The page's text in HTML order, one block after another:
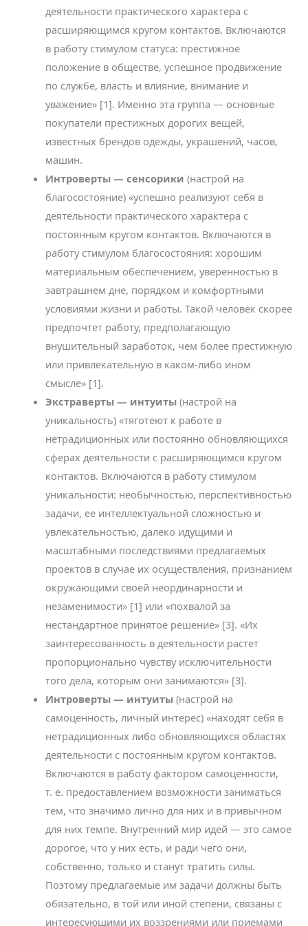
деятельности практического характера с
расширяющимся кругом контактов. Включаются
в работу стимулом статуса: престижное
положение в обществе, успешное продвижение
по службе, власть и влияние, внимание и
уважение» [1]. Именно эта группа — основные
покупатели престижных дорогих вещей,
известных брендов одежды, украшений, часов,
машин.
Интроверты — сенсорики (настрой на
благосостояние) «успешно реализуют себя в
деятельности практического характера с
постоянным кругом контактов. Включаются в
работу стимулом благосостояния: хорошим
материальным обеспечением, уверенностью в
завтрашнем дне, порядком и комфортными
условиями жизни и работы. Такой человек скорее
предпочтет работу, предполагающую
внушительный заработок, чем более престижную
или привлекательную в каком-либо ином
смысле» [1].
Экстраверты — интуиты (настрой на
уникальность) «тяготеют к работе в
нетрадиционных или постоянно обновляющихся
сферах деятельности с расширяющимся кругом
контактов. Включаются в работу стимулом
уникальности: необычностью, перспективностью
задачи, ее интеллектуальной сложностью и
увлекательностью, далеко идущими и
масштабными последствиями предлагаемых
проектов в случае их осуществления, признанием
окружающими своей неординарности и
незаменимости» [1] или «похвалой за
нестандартное принятое решение» [3]. «Их
заинтересованность в деятельности растет
пропорционально чувству исключительности
того дела, которым они занимаются» [3].
Интроверты — интуиты (настрой на
самоценность, личный интерес) «находят себя в
нетрадиционных либо обновляющихся областях
деятельности с постоянным кругом контактов.
Включаются в работу фактором самоценности,
т. е. предоставлением возможности заниматься
тем, что значимо лично для них и в привычном
для них темпе. Внутренний мир идей — это самое
дорогое, что у них есть, и ради чего они,
собственно, только и станут тратить силы.
Поэтому предлагаемые им задачи должны быть
обязательно, в той или иной степени, связаны с
интересующими их воззрениями или приемами